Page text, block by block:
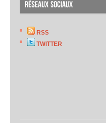
RSS
TWITTER